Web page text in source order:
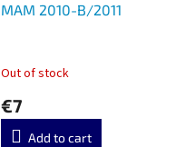
MAM 2010-B/2011
Out of stock
€7
Add to cart